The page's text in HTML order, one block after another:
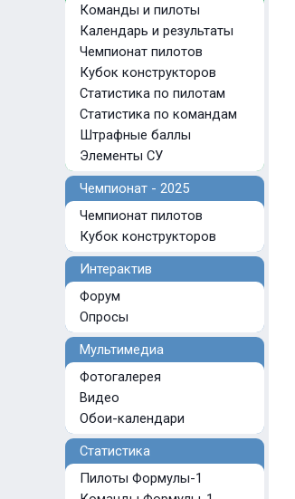
Команды и пилоты
Календарь и результаты
Чемпионат пилотов
Кубок конструкторов
Статистика по пилотам
Статистика по командам
Штрафные баллы
Элементы СУ
Чемпионат - 2025
Чемпионат пилотов
Кубок конструкторов
Интерактив
Форум
Опросы
Мультимедиа
Фотогалерея
Видео
Обои-календари
Статистика
Пилоты Формулы-1